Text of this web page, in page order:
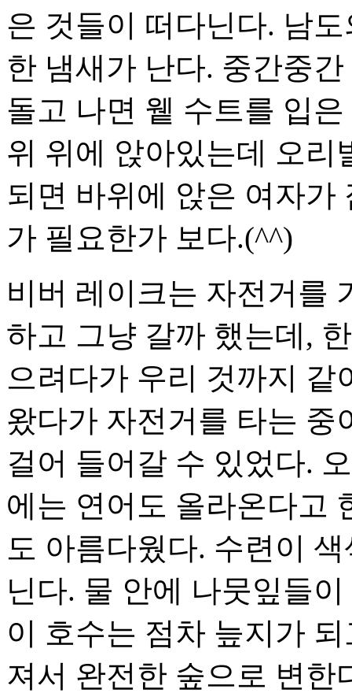
은 것들이 떠다닌다. 남
한 냄새가 난다. 중간중
돌고 나면 윁 수트를 입
위 위에 앉아있는데 오리
되면 바위에 앉은 여자가
가 필요한가 보다.(^^)
비버 레이크는 자전거를
하고 그냥 갈까 했는데,
으려다가 우리 것까지 같
왔다가 자전거를 타는 중
걸어 들어갈 수 있었다.
에는 연어도 올라온다고
도 아름다웠다. 수련이
닌다. 물 안에 나뭇잎들
이 호수는 점차 늪지가
져서 완전한 숲으로 변한